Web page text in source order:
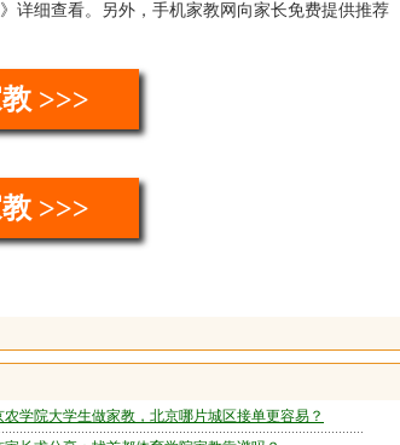
详细查看。另外，手机家教网向家长免费提供推荐
>>>
>>>
农学院大学生做家教，北京哪片城区接单更容易？